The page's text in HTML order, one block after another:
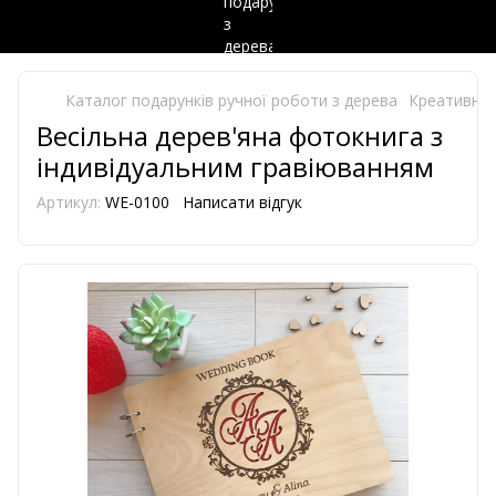
Каталог подарунків ручної роботи з дерева
Весільна дерев'яна фотокнига з
індивідуальним гравіюванням
Артикул: WE-0100 Написати відгук